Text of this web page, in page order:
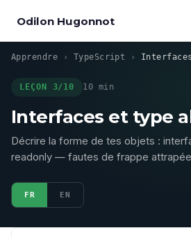
Odilon Hugonnot
Apprendre › TypeScript ›
LEÇON 3/10 10 min
Interfaces et type
Décrire la forme de tes objets :
readonly — fautes de frappe
FR EN